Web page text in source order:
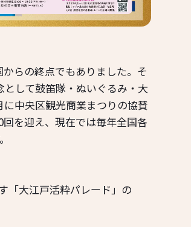
らの終点でもありました。そ
して鼓笛隊・ぬいぐるみ・大
中央区観光商業まつりの協賛
を迎え、現在では毎年全国各
「大江戸活粋パレード」の